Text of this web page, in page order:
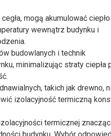
mogą akumulować
wewnątrz budynku i
budowlanych i technik
minimalizując straty ciepła
takich jak drewno,
izolacyjność termiczną
termicznej